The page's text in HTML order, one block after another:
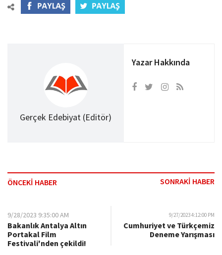
Gerçek Edebiyat (Editör)
Yazar Hakkında
ÖNCEKİ HABER SONRAKİ HABER
9/28/2023 9:35:00 AM
Bakanlık Antalya Altın
Portakal Film
Festivali'nden çekildi!
9/27/2023 4:12:00 PM
Cumhuriyet ve Türkçemiz
Deneme Yarışması